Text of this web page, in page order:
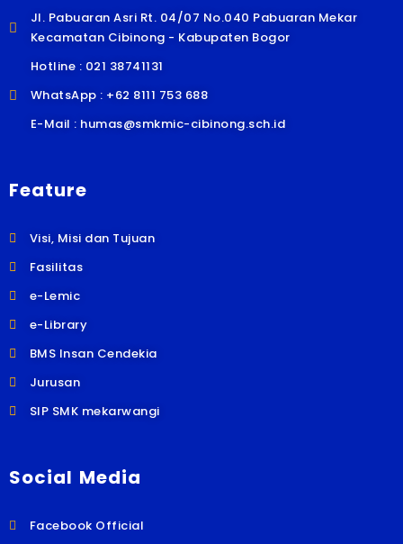
Jl. Pabuaran Asri Rt. 04/07 No.040 Pabuaran Mekar
Kecamatan Cibinong - Kabupaten Bogor
Hotline : 021 38741131
WhatsApp : +62 8111 753 688
E-Mail : humas@smkmic-cibinong.sch.id
Feature
Visi, Misi dan Tujuan
Fasilitas
e-Lemic
e-Library
BMS Insan Cendekia
Jurusan
SIP SMK mekarwangi
Social Media
Facebook Official